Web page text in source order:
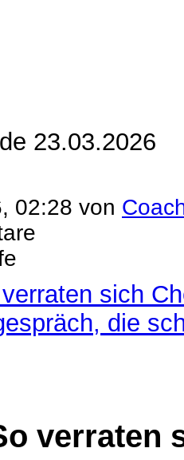
23.03.2026
02:28 von
sich
die
verraten